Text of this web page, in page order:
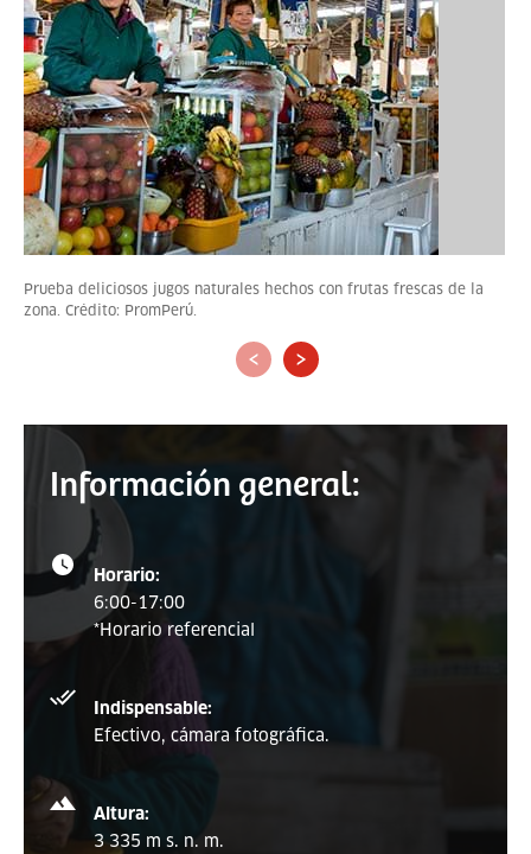
Prueba deliciosos jugos naturales hechos con frutas frescas de la
zona. Crédito: PromPerú.
‹ ›
Información general:
Horario:
6:00-17:00
*Horario referencial
Indispensable:
Efectivo, cámara fotográfica.
Altura:
3 335 m s. n. m.